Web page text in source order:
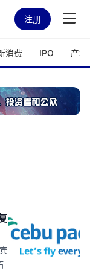
注册
消费 IPO 产城